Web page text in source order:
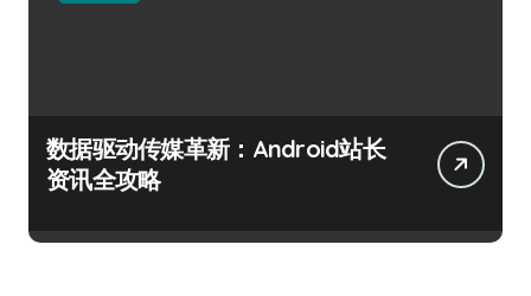
数据驱动传媒革新：Android站长
资讯全攻略